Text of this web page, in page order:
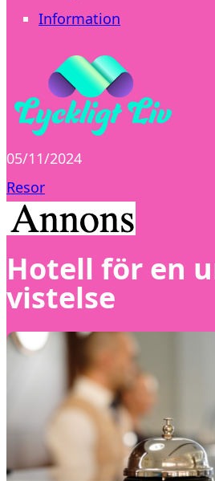
Information
05/11/2024
Resor
Hotell för en
vistelse